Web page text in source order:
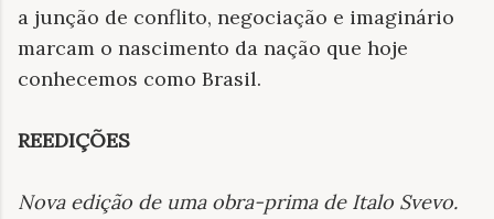
a junção de conflito, negociação e imaginário
marcam o nascimento da nação que hoje
conhecemos como Brasil.
REEDIÇÕES
Nova edição de uma obra-prima de Italo Svevo.